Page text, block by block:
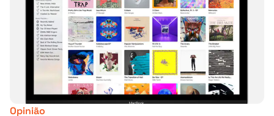
Opinião